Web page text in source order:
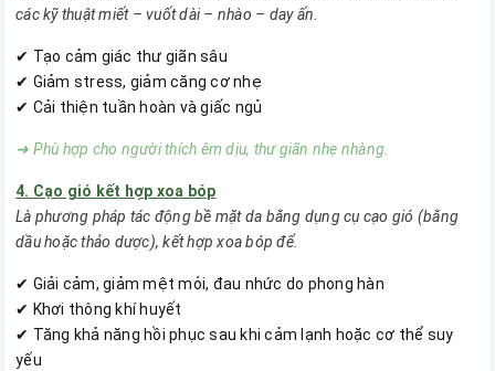
các kỹ thuật miết – vuốt dài – nhào – day ấn.
✔ Tạo cảm giác thư giãn sâu
✔ Giảm stress, giảm căng cơ nhẹ
✔ Cải thiện tuần hoàn và giấc ngủ
➜ Phù hợp cho người thích êm dịu, thư giãn nhẹ nhàng.
4. Cạo gió kết hợp xoa bóp
Là phương pháp tác động bề mặt da bằng dụng cụ cạo gió (bằng
dầu hoặc thảo dược), kết hợp xoa bóp để.
✔ Giải cảm, giảm mệt mỏi, đau nhức do phong hàn
✔ Khơi thông khí huyết
✔ Tăng khả năng hồi phục sau khi cảm lạnh hoặc cơ thể suy
yếu